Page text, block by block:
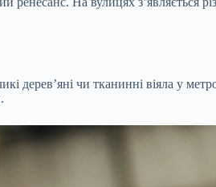
дерев’яні чи тканинні віяла у